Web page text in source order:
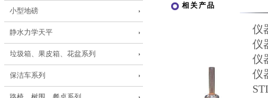
小型地磅
静水力学天平
垃圾箱、果皮箱、花盆系列
保洁车系列
相关产品
仪
仪
仪
仪